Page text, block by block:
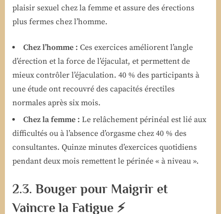
plaisir sexuel chez la femme et assure des érections
plus fermes chez l’homme.
Chez l’homme : Ces exercices améliorent l’angle
d’érection et la force de l’éjaculat, et permettent de
mieux contrôler l’éjaculation. 40 % des participants à
une étude ont recouvré des capacités érectiles
normales après six mois.
Chez la femme : Le relâchement périnéal est lié aux
difficultés ou à l’absence d’orgasme chez 40 % des
consultantes. Quinze minutes d’exercices quotidiens
pendant deux mois remettent le périnée « à niveau ».
2.3. Bouger pour Maigrir et
Vaincre la Fatigue ⚡